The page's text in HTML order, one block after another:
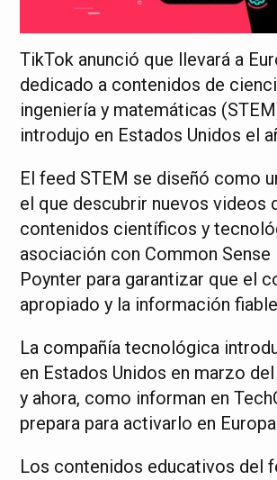
TikTok anunció que llevará a
dedicado a contenidos de
ingeniería y matemáticas
introdujo en Estados Unidos el
El feed STEM se diseñó como
el que descubrir nuevos videos
contenidos científicos y
asociación con Common
Poynter para garantizar que el
apropiado y la información
La compañía tecnológica
en Estados Unidos en marzo
y ahora, como informan en
prepara para activarlo en
Los contenidos educativos del